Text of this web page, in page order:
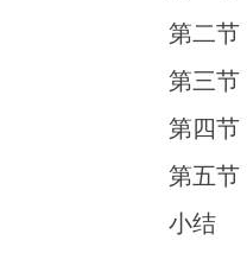
第二节
第三节
第四节
第五节
小结